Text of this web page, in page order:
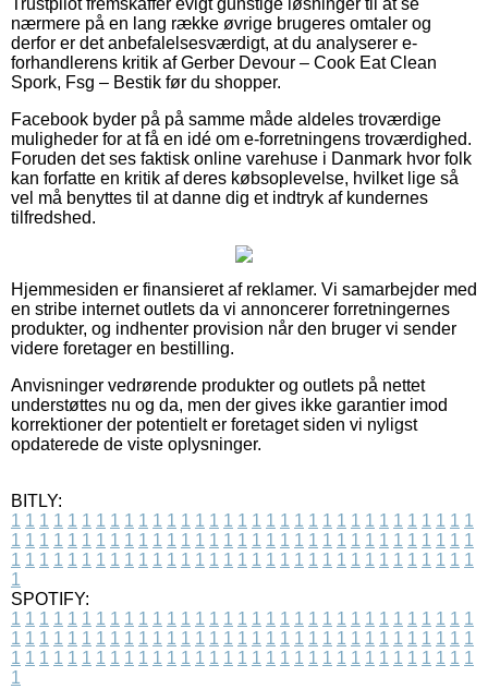
nærmere på en lang række øvrige brugeres omtaler og
derfor er det anbefalelsesværdigt, at du analyserer e-
forhandlerens kritik af Gerber Devour – Cook Eat Clean
Spork, Fsg – Bestik før du shopper.
Facebook byder på på samme måde aldeles troværdige
muligheder for at få en idé om e-forretningens troværdighed.
Foruden det ses faktisk online varehuse i Danmark hvor folk
kan forfatte en kritik af deres købsoplevelse, hvilket lige så
vel må benyttes til at danne dig et indtryk af kundernes
tilfredshed.
Hjemmesiden er finansieret af reklamer. Vi samarbejder med
en stribe internet outlets da vi annoncerer forretningernes
produkter, og indhenter provision når den bruger vi sender
videre foretager en bestilling.
Anvisninger vedrørende produkter og outlets på nettet
understøttes nu og da, men der gives ikke garantier imod
korrektioner der potentielt er foretaget siden vi nyligst
opdaterede de viste oplysninger.
BITLY:
1 1 1 1 1 1 1 1 1 1 1 1 1 1 1 1 1 1 1 1 1 1 1 1 1 1 1 1 1 1 1 1 1
1 1 1 1 1 1 1 1 1 1 1 1 1 1 1 1 1 1 1 1 1 1 1 1 1 1 1 1 1 1 1 1 1
1 1 1 1 1 1 1 1 1 1 1 1 1 1 1 1 1 1 1 1 1 1 1 1 1 1 1 1 1 1 1 1 1
1
SPOTIFY:
1 1 1 1 1 1 1 1 1 1 1 1 1 1 1 1 1 1 1 1 1 1 1 1 1 1 1 1 1 1 1 1 1
1 1 1 1 1 1 1 1 1 1 1 1 1 1 1 1 1 1 1 1 1 1 1 1 1 1 1 1 1 1 1 1 1
1 1 1 1 1 1 1 1 1 1 1 1 1 1 1 1 1 1 1 1 1 1 1 1 1 1 1 1 1 1 1 1 1
1